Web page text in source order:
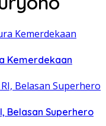
Kemerdekaan
Belasan Superhero